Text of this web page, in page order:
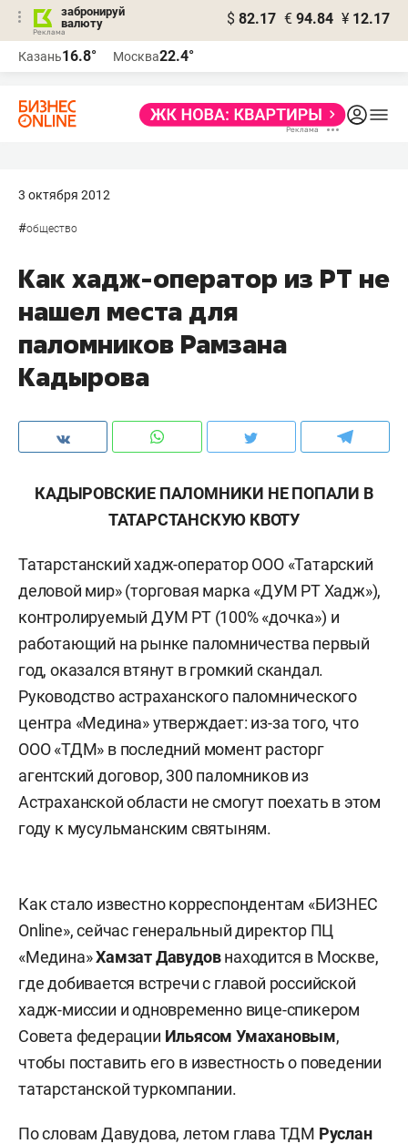
забронируй
валюту
$ 82.17 € 94.84 ¥ 12.17
Казань16.8° Москва22.4°
3 октября 2012
#общество
Как хадж-оператор из РТ не
нашел места для
паломников Рамзана
Кадырова
КАДЫРОВСКИЕ ПАЛОМНИКИ НЕ ПОПАЛИ В
ТАТАРСТАНСКУЮ КВОТУ
Татарстанский хадж-оператор ООО «Татарский
деловой мир» (торговая марка «ДУМ РТ Хадж»),
контролируемый ДУМ РТ (100% «дочка») и
работающий на рынке паломничества первый
год, оказался втянут в громкий скандал.
Руководство астраханского паломнического
центра «Медина» утверждает: из-за того, что
ООО «ТДМ» в последний момент расторг
агентский договор, 300 паломников из
Астраханской области не смогут поехать в этом
году к мусульманским святыням.
Как стало известно корреспондентам «БИЗНЕС
Online», сейчас генеральный директор ПЦ
«Медина»Хамзат Давудовнаходится в Москве,
где добивается встречи с главой российской
хадж-миссии и одновременно вице-спикером
Совета федерации Ильясом Умахановым,
чтобы поставить его в известность о поведении
татарстанской туркомпании.
По словам Давудова, летом глава ТДМ Руслан